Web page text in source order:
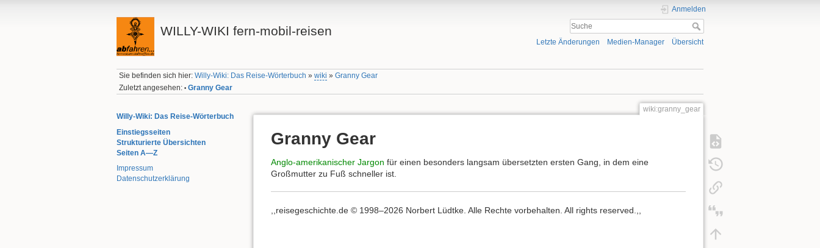
WILLY-WIKI fern-mobil-reisen
Anmelden
Letzte Änderungen Medien-Manager Übersicht
Sie befinden sich hier:Willy-Wiki: Das Reise-Wörterbuch »wiki »Granny Gear
Zuletzt angesehen: • Granny Gear
Willy-Wiki: Das Reise-Wörterbuch
Einstiegsseiten
Strukturierte Übersichten
Seiten A—Z
Impressum
Datenschutzerklärung
wiki:granny_gear
Granny Gear
Anglo-amerikanischer Jargon für einen besonders langsam übersetzten ersten Gang, in dem eine
Großmutter zu Fuß schneller ist.
,,reisegeschichte.de © 1998–2026 Norbert Lüdtke. Alle Rechte vorbehalten. All rights reserved.,,